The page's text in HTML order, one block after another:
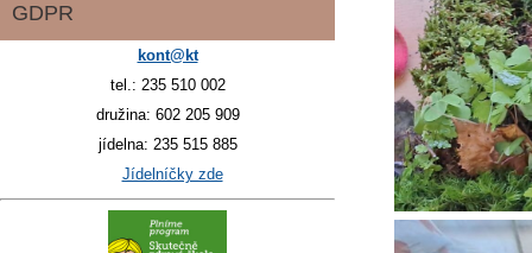
GDPR
kont@kt
tel.: 235 510 002
družina: 602 205 909
jídelna: 235 515 885
Jídelníčky zde